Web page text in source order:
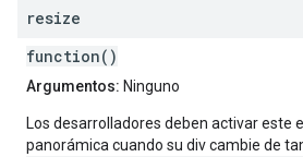
resize
function()
Argumentos: Ninguno
Los desarrolladores deben activar este
panorámica cuando su div cambie de